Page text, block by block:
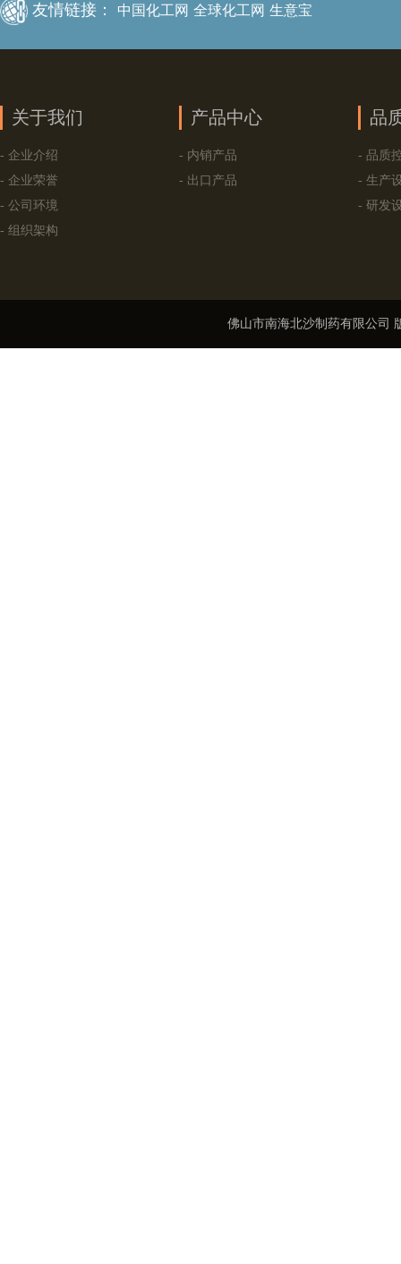
友情链接： 中国化工网 全球化工网 生意宝
关于我们
- 企业介绍
- 企业荣誉
- 公司环境
- 组织架构
产品中心
- 内销产品
- 出口产品
品
- 品质
- 生产
- 研发
佛山市南海北沙制药有限公司